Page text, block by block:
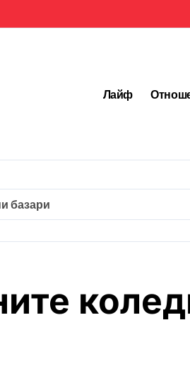
Лайф
базари